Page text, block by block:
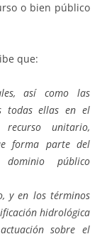
o bien público
que:
así como las
todas ellas en el
unitario,
forma parte del
público
y en los términos
hidrológica
sobre el